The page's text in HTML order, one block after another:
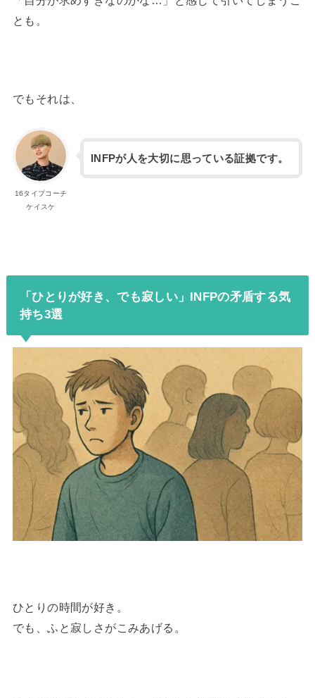
とも。
でもそれは、
16タイプコーチ
ケイスケ
INFPが人を大切に思っている証拠です。
「ひとりが好き、でも寂しい」INFPの矛盾する気
持ち3選
ひとりの時間が好き。
でも、ふと寂しさがこみあげる。